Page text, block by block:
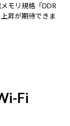
モリ規格「DDR
昇が期待できま
Fi